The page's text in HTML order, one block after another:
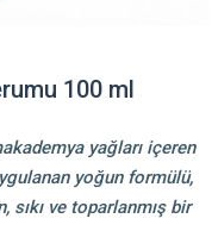
100 ml
yağları içeren
yoğun formülü,
ve toparlanmış bir